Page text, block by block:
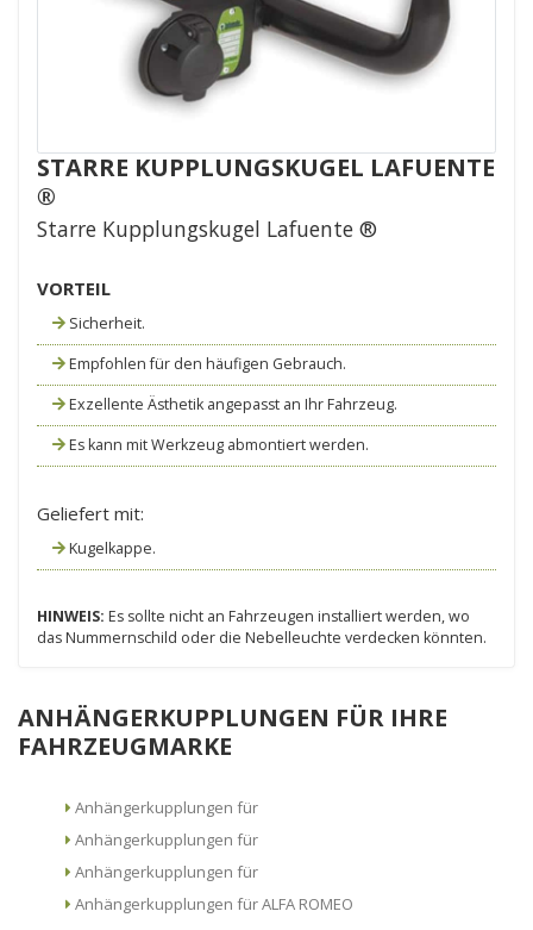
STARRE KUPPLUNGSKUGEL LAFUENTE
®
Starre Kupplungskugel Lafuente ®
VORTEIL
Sicherheit.
Empfohlen für den häufigen Gebrauch.
Exzellente Ästhetik angepasst an Ihr Fahrzeug.
Es kann mit Werkzeug abmontiert werden.
Geliefert mit:
Kugelkappe.
HINWEIS: Es sollte nicht an Fahrzeugen installiert werden, wo
das Nummernschild oder die Nebelleuchte verdecken könnten.
ANHÄNGERKUPPLUNGEN FÜR IHRE
FAHRZEUGMARKE
Anhängerkupplungen für
Anhängerkupplungen für
Anhängerkupplungen für
Anhängerkupplungen für ALFA ROMEO